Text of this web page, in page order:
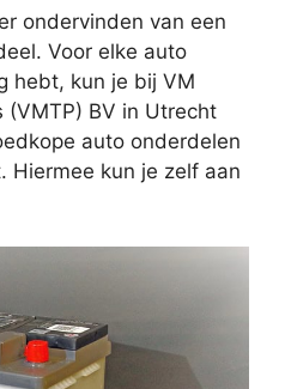
ondervinden van een
Voor elke auto
hebt, kun je bij VM
(VMTP) BV in Utrecht
auto onderdelen
Hiermee kun je zelf aan